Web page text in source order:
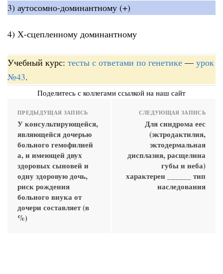
3) аутосомно-доминантному (+)
4) Х-сцепленному доминантному
Учебный курс: тесты с ответами по генетике — урок
№43.
Поделитесь с коллегами ссылкой на наш сайт
ПРЕДЫДУЩАЯ ЗАПИСЬ
У консультирующейся,
являющейся дочерью
больного гемофилией
а, и имеющей двух
здоровых сыновей и
одну здоровую дочь,
риск рождения
больного внука от
дочери составляет (в
%)
СЛЕДУЮЩАЯ ЗАПИСЬ
Для синдрома еес
(эктродактилия,
эктодермальная
дисплазия, расщелина
губы и неба)
характерен ______ тип
наследования